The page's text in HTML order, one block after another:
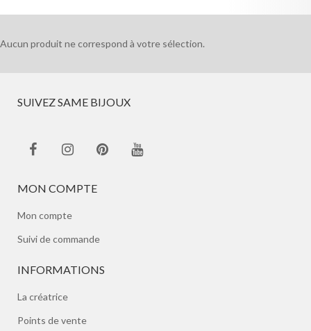
Aucun produit ne correspond à votre sélection.
SUIVEZ SAME BIJOUX
MON COMPTE
Mon compte
Suivi de commande
INFORMATIONS
La créatrice
Points de vente